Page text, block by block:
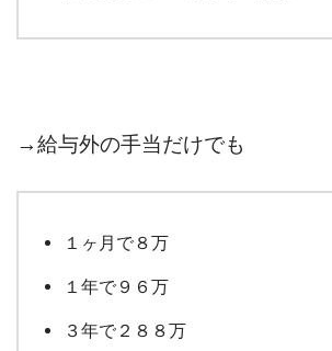
→給与外の手当だけでも
１ヶ月で８万
１年で９６万
３年で２８８万